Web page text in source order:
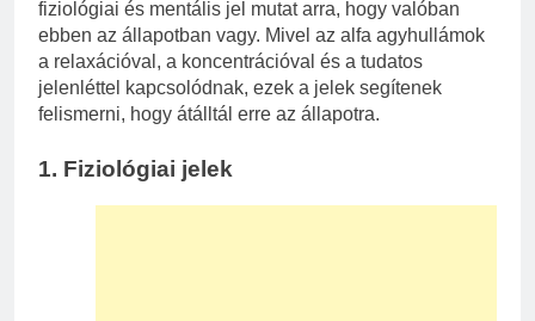
fiziológiai és mentális jel mutat arra, hogy valóban
ebben az állapotban vagy. Mivel az alfa agyhullámok
a relaxációval, a koncentrációval és a tudatos
jelenléttel kapcsolódnak, ezek a jelek segítenek
felismerni, hogy átálltál erre az állapotra.
1. Fiziológiai jelek